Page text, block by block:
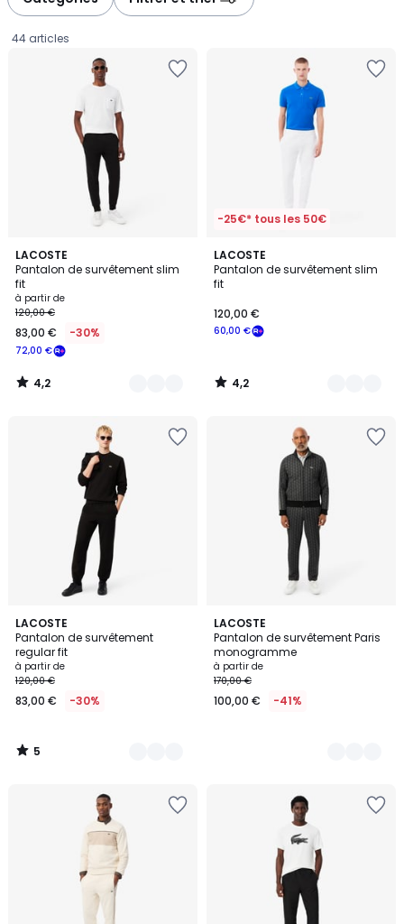
44 articles
LACOSTE
Pantalon de survêtement slim
fit
Prix
à
partir
de
83,00
€
appliquée
souscrivez
programme
pour
payer
à
la
€.
à partir de
72,00 €
120,00 €
83,00 € -30%
4,2
/ 5
9
Couleurs
4,2
/
-25€* tous les 50€
LACOSTE
Pantalon de survêtement slim
fit
60,00 €
120,00 €
4,2
/ 5
3
Couleurs
4,2
/
LACOSTE
Pantalon de survêtement
regular fit
à partir de
120,00 €
83,00 € -30%
5
/
5
4
Couleurs
5
/
LACOSTE
Pantalon de survêtement Paris
monogramme
à partir de
170,00 €
100,00 € -41%
6
Couleurs